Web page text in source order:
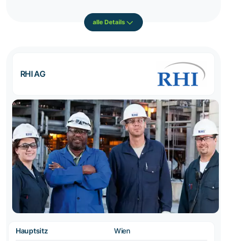
alle Details
RHI AG
Hauptsitz Wien